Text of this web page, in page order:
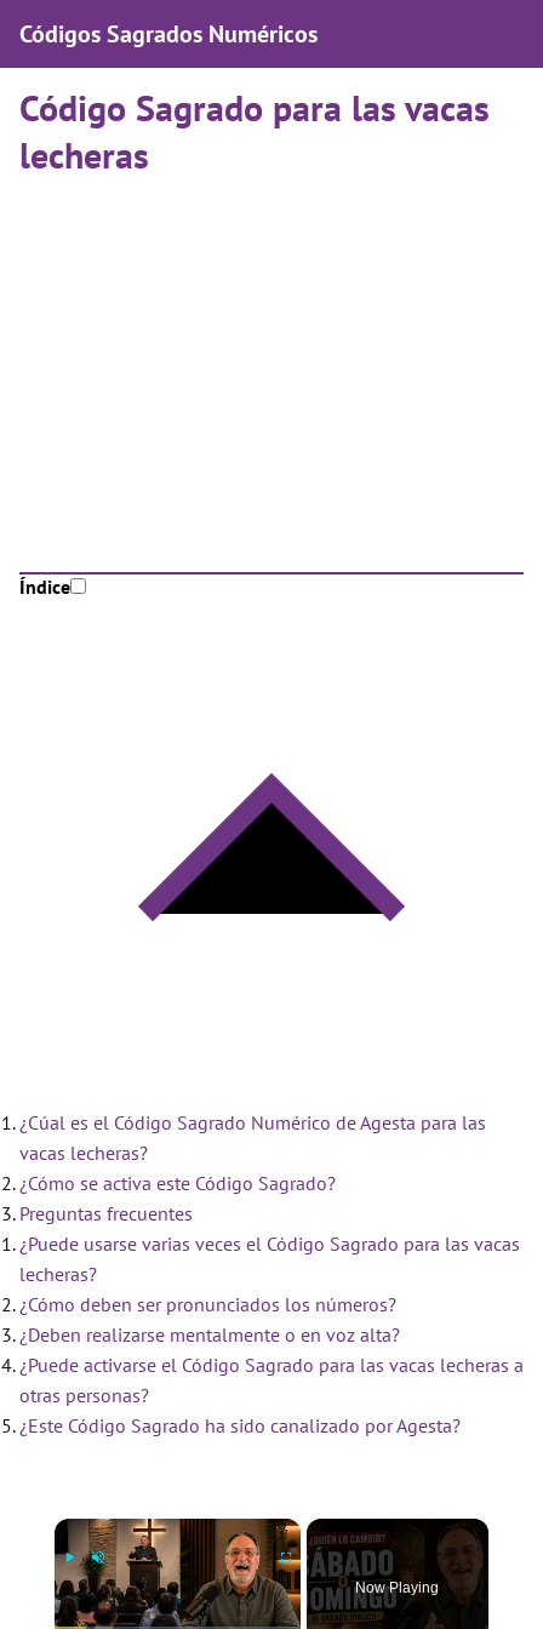
Códigos Sagrados Numéricos
Código Sagrado para las vacas
lecheras
Índice
¿Cúal es el Código Sagrado Numérico de Agesta para las
vacas lecheras?
¿Cómo se activa este Código Sagrado?
Preguntas frecuentes
¿Puede usarse varias veces el Código Sagrado para las vacas
lecheras?
¿Cómo deben ser pronunciados los números?
¿Deben realizarse mentalmente o en voz alta?
¿Puede activarse el Código Sagrado para las vacas lecheras a
otras personas?
¿Este Código Sagrado ha sido canalizado por Agesta?
×
Now Playing